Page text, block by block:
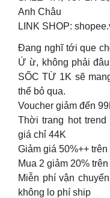
Anh Châu
LINK SHOP:
Đang nghĩ tới que
Ứ ừ, không phải
SỐC TỪ 1K sẽ
thể bỏ qua.
Voucher giảm đến
Thời trang hot trend
giá chỉ 44K
Giảm giá 50%++
Mua 2 giảm 20%
Miễn phí vận
không lo phí ship